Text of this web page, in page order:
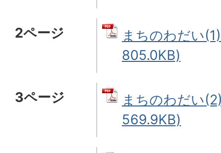
2ページ
まちのわだい
805.0KB)
3ページ
まちのわだい
569.9KB)